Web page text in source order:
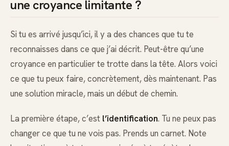
une croyance limitante ?
Si tu es arrivé jusqu’ici, il y a des chances que tu te
reconnaisses dans ce que j’ai décrit. Peut-être qu’une
croyance en particulier te trotte dans la tête. Alors voici
ce que tu peux faire, concrètement, dès maintenant. Pas
une solution miracle, mais un début de chemin.
La première étape, c’est l’identification. Tu ne peux pas
changer ce que tu ne vois pas. Prends un carnet. Note